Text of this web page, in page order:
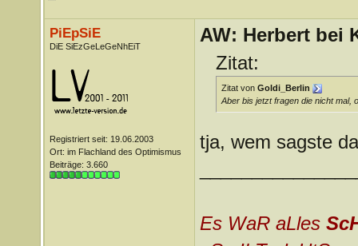
PiEpSiE
DiE SiEzGeLeGeNhEiT
Registriert seit: 19.06.2003
Ort: im Flachland des Optimismus
Beiträge: 3.660
AW: Herbert bei
Zitat:
Zitat von Goldi_Berlin
Aber bis jetzt fragen die nicht mal,
tja, wem sagste
Es WaR aLles